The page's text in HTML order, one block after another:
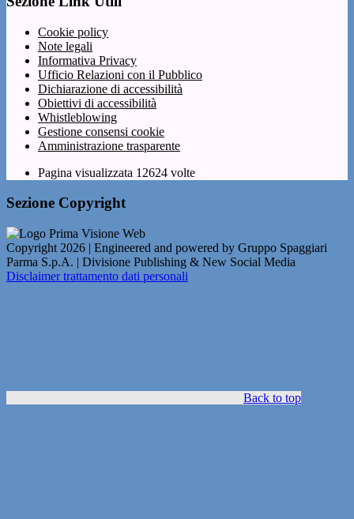
Cookie policy
Note legali
Informativa Privacy
Ufficio Relazioni con il Pubblico
Dichiarazione di accessibilità
Obiettivi di accessibilità
Whistleblowing
Gestione consensi cookie
Amministrazione trasparente
Pagina visualizzata 12624 volte
Sezione Copyright
Copyright 2026 | Engineered and powered by Gruppo Spaggiari
Parma S.p.A. | Divisione Publishing & New Social Media
Disclaimer trattamento dati personali
Back to top